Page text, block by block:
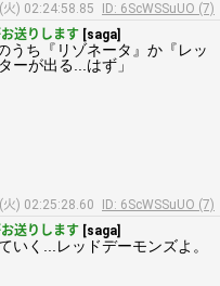
) 02:24:58.85
ID: 6ScWSSuUO (7)
送りします [saga]
うち『リゾネータ』か『レッ
ーが出る...はず」
) 02:25:28.60
ID: 6ScWSSuUO (7)
送りします [saga]
いく...レッドデーモンズよ。